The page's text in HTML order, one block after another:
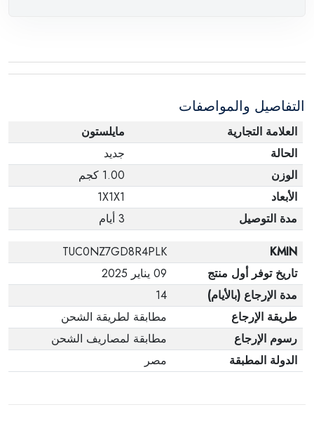
التفاصيل والمواصفات
العلامة التجارية
مايلستون
الحالة
جديد
الوزن
1.00 كجم
الأبعاد
1X1X1
مدة التوصيل
3 أيام
KMIN
TUC0NZ7GD8R4PLK
تاريخ توفر أول منتج
09 يناير 2025
مدة الإرجاع (بالأيام)
14
طريقة الإرجاع
مطابقة لطريقة الشحن
رسوم الإرجاع
مطابقة لمصاريف الشحن
الدولة المطبقة
مصر